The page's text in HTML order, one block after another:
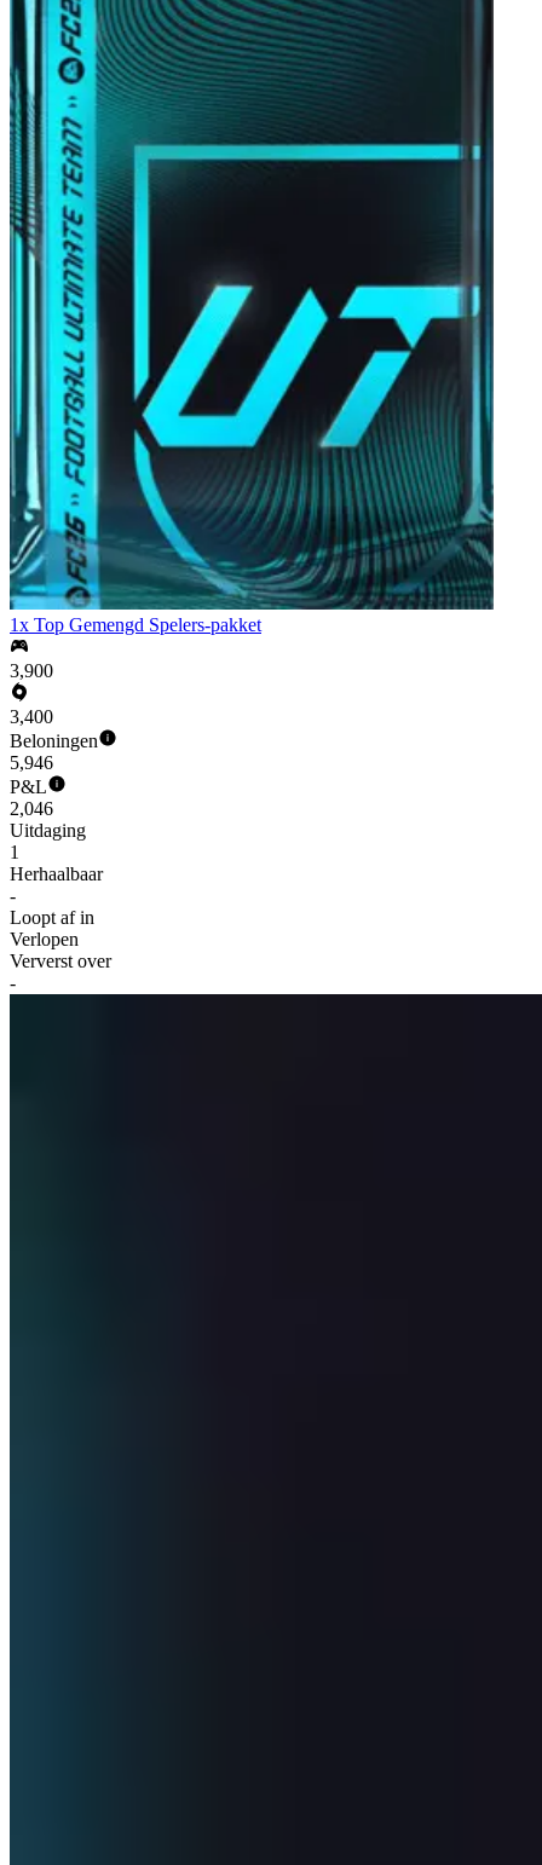
1x Top Gemengd Spelers-pakket
3,900
3,400
Beloningen
5,946
P&L
2,046
Uitdaging
1
Herhaalbaar
-
Loopt af in
Verlopen
Ververst over
-